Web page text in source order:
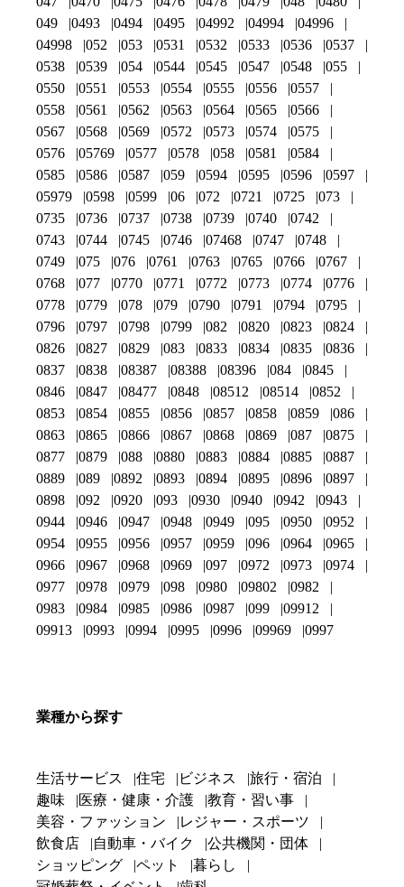
049
0493 0494 0495 04992 04994
04996
04998
052 053 0531 0532 0533 0536
0537
0538
0539 054 0544 0545 0547 0548
055
0550
0551 0553 0554 0555 0556
0557
0558
0561 0562 0563 0564 0565
0566
0567
0568 0569 0572 0573 0574
0575
0576
05769 0577 0578 058 0581
0584
0585
0586 0587 059 0594 0595 0596
0597
05979
0598 0599 06 072 0721 0725
073
0735
0736 0737 0738 0739 0740
0742
0743
0744 0745 0746 07468 0747
0748
0749
075 076 0761 0763 0765 0766
0767
0768
077 0770 0771 0772 0773 0774
0776
0778
0779 078 079 0790 0791 0794
0795
0796
0797 0798 0799 082 0820 0823
0824
0826
0827 0829 083 0833 0834 0835
0836
0837
0838 08387 08388 08396 084
0845
0846
0847 08477 0848 08512 08514
0852
0853
0854 0855 0856 0857 0858 0859
086
0863
0865 0866 0867 0868 0869 087
0875
0877
0879 088 0880 0883 0884 0885
0887
0889
089 0892 0893 0894 0895 0896
0897
0898
092 0920 093 0930 0940 0942
0943
0944
0946 0947 0948 0949 095 0950
0952
0954
0955 0956 0957 0959 096 0964
0965
0966
0967 0968 0969 097 0972 0973
0974
0977
0978 0979 098 0980 09802
0982
0983
0984 0985 0986 0987 099
09912
09913
0993 0994 0995 0996 09969 0997
業種から探す
生活サービス 住宅 ビジネス
旅行・宿泊
趣味
医療・健康・介護
教育・習い事
美容・ファッション
レジャー・スポーツ
飲食店
自動車・バイク
公共機関・団体
ショッピング
ペット
暮らし